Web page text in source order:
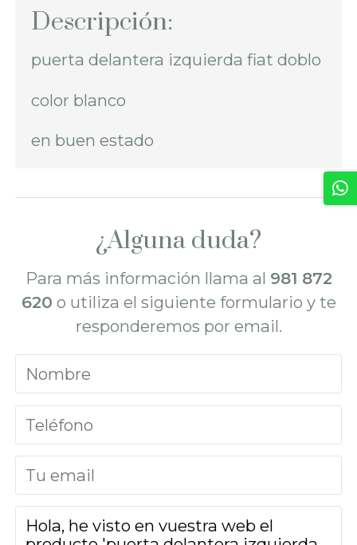
Descripción:
puerta delantera izquierda fiat doblo
color blanco
en buen estado
¿Alguna duda?
Para más información llama al 981 872
620 o utiliza el siguiente formulario y te
responderemos por email.